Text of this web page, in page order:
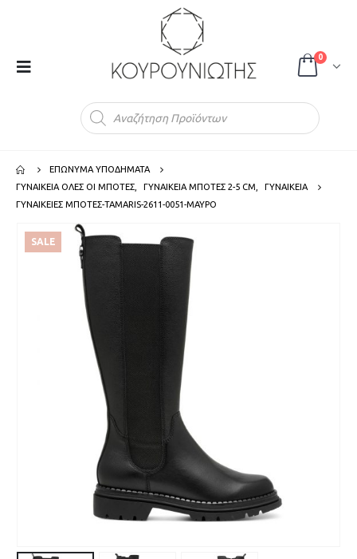
0
ΕΠΩΝΥΜΑ ΥΠΟΔΗΜΑΤΑ
ΓΥΝΑΙΚΕΙΑ ΟΛΕΣ ΟΙ ΜΠΟΤΕΣ
ΓΥΝΑΙΚΕΙΑ ΜΠΟΤΕΣ 2-5 CM
ΓΥΝΑΙΚΕΙΑ
ΓΥΝΑΙΚΕΙΕΣ ΜΠΟΤΕΣ-TAMARIS-2611-0051-ΜΑΥΡΟ
SALE